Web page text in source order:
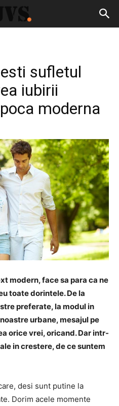
sufletul
iubirii
moderna
modern, face sa para ca ne
toate dorintele. De la
preferate, la modul in
urbane, mesajul pe
orice vrei, oricand. Dar intr-
in crestere, de ce suntem
desi sunt putine la
Dorim acele momente